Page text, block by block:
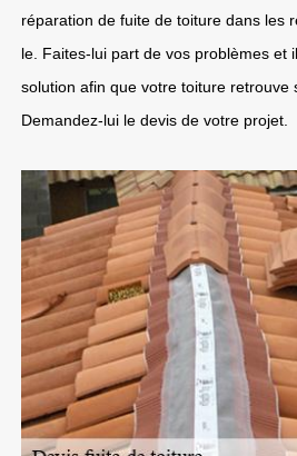
réparation de fuite de toiture dans les
le. Faites-lui part de vos problèmes et
solution afin que votre toiture retrouve
Demandez-lui le devis de votre projet.